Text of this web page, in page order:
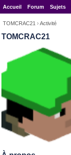
Accueil Forum Sujets
TOMCRAC21 › Activité
TOMCRAC21